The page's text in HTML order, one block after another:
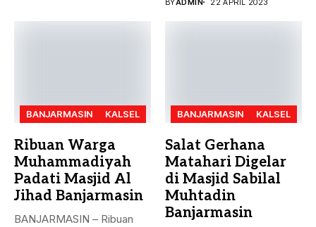
BANJARMASIN KALSEL
Ribuan Warga
Muhammadiyah
Padati Masjid Al
Jihad Banjarmasin
BANJARMASIN – Ribuan
BANJARMASIN KALSEL
Salat Gerhana
Matahari Digelar
di Masjid Sabilal
Muhtadin
Banjarmasin